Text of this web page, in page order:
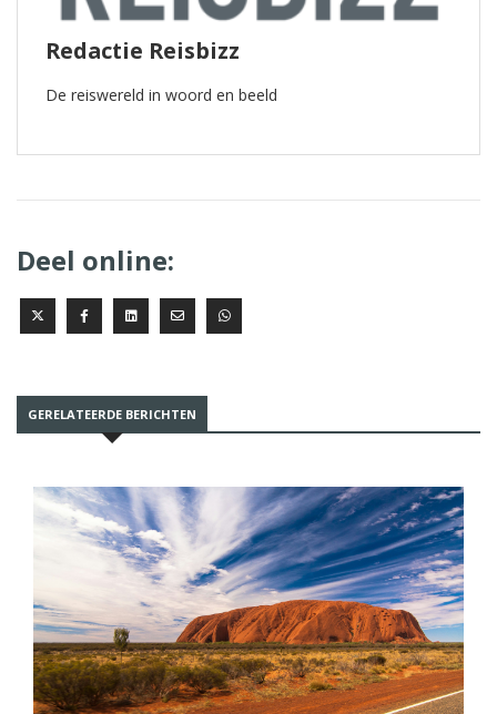
Redactie Reisbizz
De reiswereld in woord en beeld
Deel online:
GERELATEERDE BERICHTEN